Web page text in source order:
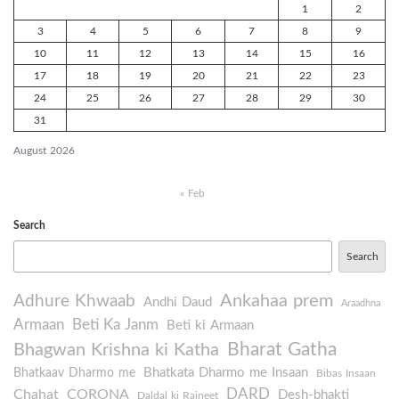
August 2026
1 2
3 4 5 6 7 8 9
10 11 12 13 14 15 16
17 18 19 20 21 22 23
24 25 26 27 28 29 30
31
« Feb
Search
Search
Adhure Khwaab Andhi Daud Ankahaa prem Araadhna
Armaan Beti Ka Janm Beti ki Armaan
Bhagwan Krishna ki Katha Bharat Gatha
Bhatkaav Dharmo me Bhatkata Dharmo me Insaan Bibas Insaan
Chahat CORONA Daldal ki Rajneet DARD Desh-bhakti